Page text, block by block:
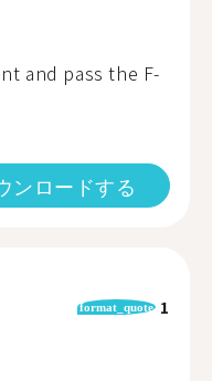
and pass the F-
ンロードする
format_quote 1